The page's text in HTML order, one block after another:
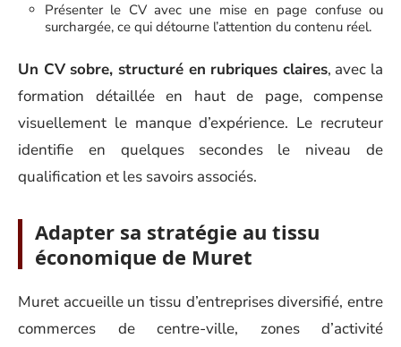
Présenter le CV avec une mise en page confuse ou
surchargée, ce qui détourne l’attention du contenu réel.
Un CV sobre, structuré en rubriques claires, avec la
formation détaillée en haut de page, compense
visuellement le manque d’expérience. Le recruteur
identifie en quelques secondes le niveau de
qualification et les savoirs associés.
Adapter sa stratégie au tissu
économique de Muret
Muret accueille un tissu d’entreprises diversifié, entre
commerces de centre-ville, zones d’activité